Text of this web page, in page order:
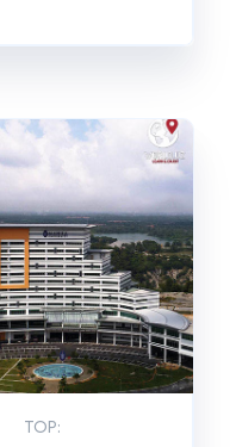
TOP: